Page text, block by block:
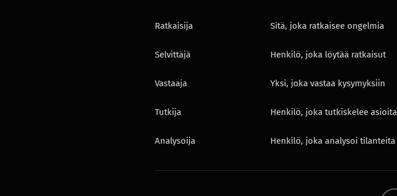
Ratkaisija Sitä, joka ratkaisee ongelmia
Selvittäjä Henkilö, joka löytää ratkaisut
Vastaaja Yksi, joka vastaa kysymyksiin
Tutkija Henkilö, joka tutkiskelee asioita
Analysoija Henkilö, joka analysoi tilanteita